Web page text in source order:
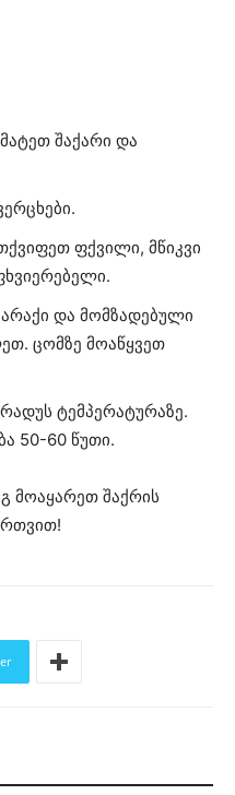
შაქარი და
ფქვილი, მწიკვი
და მომზადებული
ცომზე მოაწყვეთ
ტემპერატურაზე.
50-60 წუთი.
მოაყარეთ შაქრის